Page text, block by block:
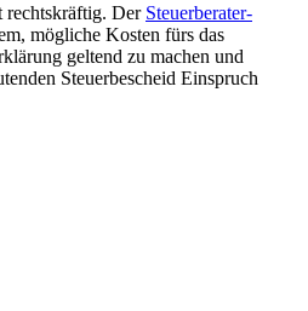
rechtskräftig. Der Steuerberater-
mögliche Kosten fürs das
geltend zu machen und
Steuerbescheid Einspruch